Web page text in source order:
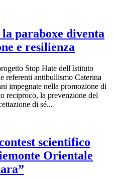
paraboxe diventa
e resilienza
Stop Hate dell'Istituto
referenti antibullismo Caterina
impegnate nella promozione di
reciproco, la prevenzione del
di sé...
scientifico
Orientale